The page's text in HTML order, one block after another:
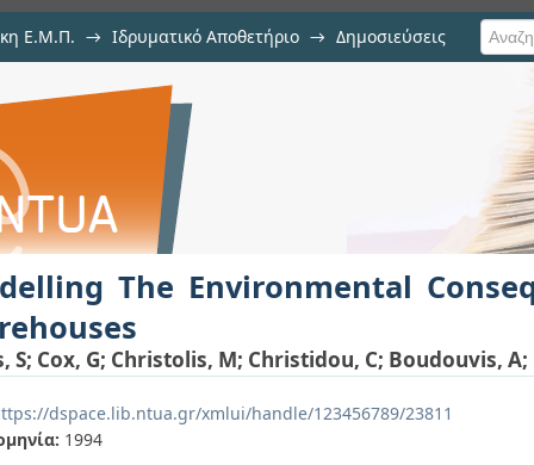
Ε.Μ.Π. → Ιδρυματικό Αποθετήριο → Δημοσιεύσεις
Consequences Of Fires
The Environmental
S; Cox, G; Christolis, M; Christidou, C; Boudouvis, A;
dspace.lib.ntua.gr/xmlui/handle/123456789/23811
1994